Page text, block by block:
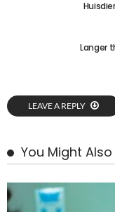
Langer
LEAVE A REPLY
You Might Also